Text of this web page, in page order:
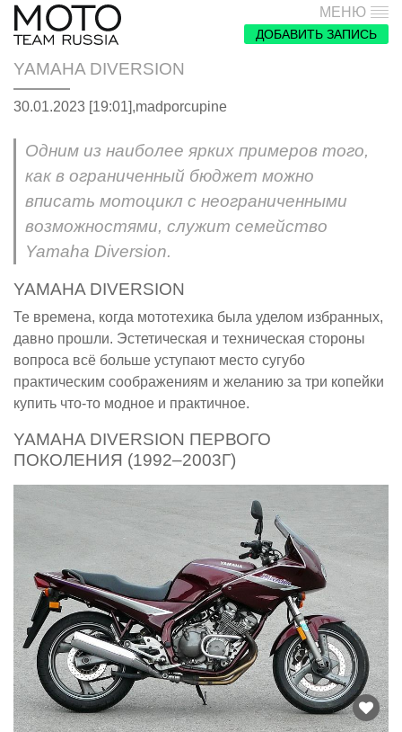
МЕНЮ
ДОБАВИТЬ ЗАПИСЬ
YAMAHA DIVERSION
30.01.2023 [19:01],madporcupine
Одним из наиболее ярких примеров того,
как в ограниченный бюджет можно
вписать мотоцикл с неограниченными
возможностями, служит семейство
Yamaha Diversion.
YAMAHA DIVERSION
Те времена, когда мототехика была уделом избранных,
давно прошли. Эстетическая и техническая стороны
вопроса всё больше уступают место сугубо
практическим соображениям и желанию за три копейки
купить что-то модное и практичное.
YAMAHA DIVERSION ПЕРВОГО
ПОКОЛЕНИЯ (1992–2003Г)